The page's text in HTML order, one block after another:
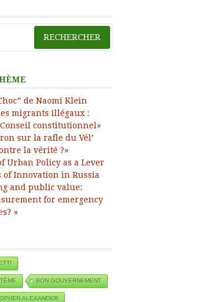
de Naomi Klein
migrants illégaux :
Conseil constitutionnel»
sur la rafle du Vél’
la vérité ?»
Urban Policy as a Lever
Innovation in Russia
and public value:
for emergency
»
BON GOUVERNEMENT
ALEXANDER